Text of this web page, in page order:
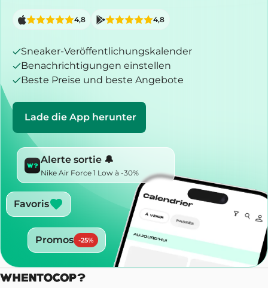
Sneaker-Veröffentlichungskalender
Benachrichtigungen einstellen
Beste Preise und beste Angebote
Lade die App herunter
4,8 4,8
Alerte sortie 🔔
Nike Air Force 1 Low à -30%
Favoris
Promos -25%